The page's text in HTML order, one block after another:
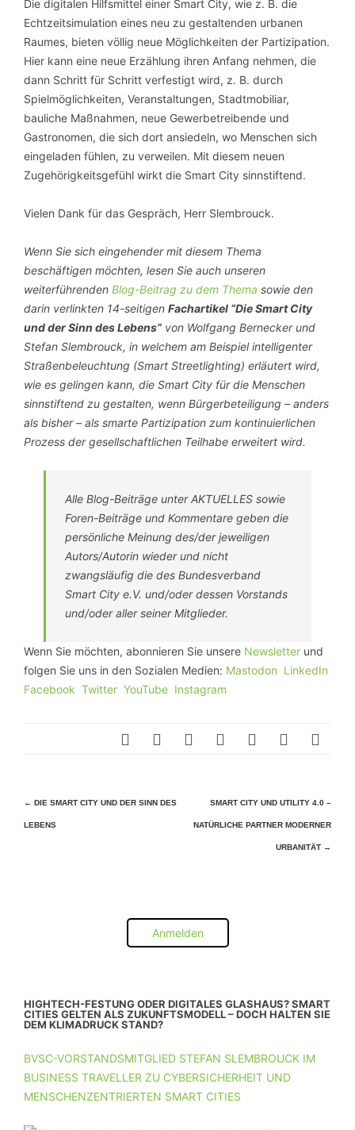
Die digitalen Hilfsmittel einer Smart City, wie z. B. die
Echtzeitsimulation eines neu zu gestaltenden urbanen
Raumes, bieten völlig neue Möglichkeiten der Partizipation.
Hier kann eine neue Erzählung ihren Anfang nehmen, die
dann Schritt für Schritt verfestigt wird, z. B. durch
Spielmöglichkeiten, Veranstaltungen, Stadtmobiliar,
bauliche Maßnahmen, neue Gewerbetreibende und
Gastronomen, die sich dort ansiedeln, wo Menschen sich
eingeladen fühlen, zu verweilen. Mit diesem neuen
Zugehörigkeitsgefühl wirkt die Smart City sinnstiftend.
Vielen Dank für das Gespräch, Herr Slembrouck.
Wenn Sie sich eingehender mit diesem Thema
beschäftigen möchten, lesen Sie auch unseren
weiterführenden Blog-Beitrag zu dem Thema sowie den
darin verlinkten 14-seitigen Fachartikel “Die Smart City
und der Sinn des Lebens” von Wolfgang Bernecker und
Stefan Slembrouck, in welchem am Beispiel intelligenter
Straßenbeleuchtung (Smart Streetlighting) erläutert wird,
wie es gelingen kann, die Smart City für die Menschen
sinnstiftend zu gestalten, wenn Bürgerbeteiligung – anders
als bisher – als smarte Partizipation zum kontinuierlichen
Prozess der gesellschaftlichen Teilhabe erweitert wird.
Alle Blog-Beiträge unter AKTUELLES sowie
Foren-Beiträge und Kommentare geben die
persönliche Meinung des/der jeweiligen
Autors/Autorin wieder und nicht
zwangsläufig die des Bundesverband
Smart City e.V. und/oder dessen Vorstands
und/oder aller seiner Mitglieder.
Wenn Sie möchten, abonnieren Sie unsere Newsletter und
folgen Sie uns in den Sozialen Medien: Mastodon LinkedIn
Facebook Twitter YouTube Instagram
Beitragsnavigation
← DIE SMART CITY UND DER SINN DES
LEBENS
SMART CITY UND UTILITY 4.0 –
NATÜRLICHE PARTNER MODERNER
URBANITÄT →
Anmelden
HIGHTECH-FESTUNG ODER DIGITALES GLASHAUS? SMART
CITIES GELTEN ALS ZUKUNFTSMODELL – DOCH HALTEN SIE
DEM KLIMADRUCK STAND?
BVSC-VORSTANDSMITGLIED STEFAN SLEMBROUCK IM
BUSINESS TRAVELLER ZU CYBERSICHERHEIT UND
MENSCHENZENTRIERTEN SMART CITIES